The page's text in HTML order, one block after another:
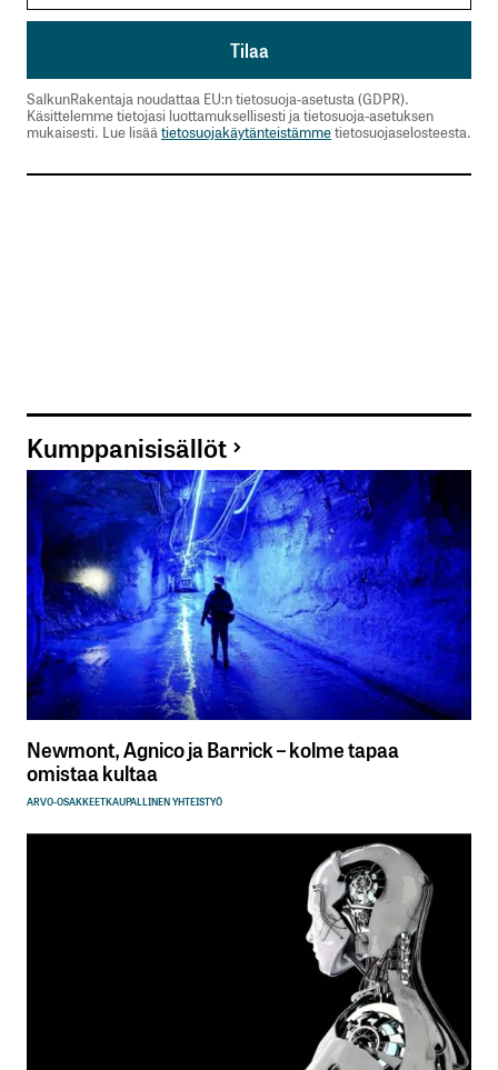
Sähköpostiosoitettasi ei julkaista.Pakolliset
kentät on merkitty*
Sähköpostiosoitteesi*
Tilaa SalkunRakentajan uutiskirje
Lähetä kommentti
SalkunRakentaja noudattaa EU:n tietosuoja-asetusta (GDPR).
Käsittelemme tietojasi luottamuksellisesti ja tietosuoja-asetuksen
mukaisesti. Lue lisäätietosuojakäytänteistämmetietosuojaselosteesta.
Kumppanisisällöt
Newmont, Agnico ja Barrick – kolme tapaa
omistaa kultaa
ARVO-OSAKKEETKAUPALLINEN YHTEISTYÖ